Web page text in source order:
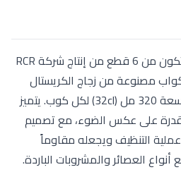
طقم أكواب طويل (شوب) يتكون من 6 قطع من إنتاج شركة RCR
مصنوعة من زجاج الكريستال
الفاخر الخالي من الرصاص، بسعة 320 مل (32cl) لكل كوب. يتميز
على عكس الضوء، مع تصميم
التنظيف ويجعله مقاوماً
العصائر والمشروبات الباردة.